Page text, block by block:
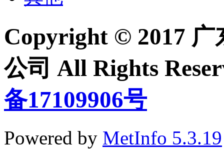
Copyright © 2017
公司 All Rights
备17109906号
Powered by MetInfo 5.3.19